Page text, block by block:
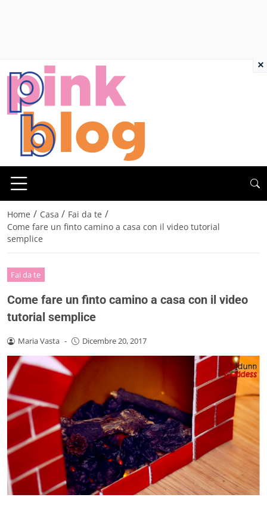
Home / Casa / Fai da te /
Come fare un finto camino a casa con il video tutorial
semplice
Fai da te
Come fare un finto camino a casa con il video
tutorial semplice
Maria Vasta - Dicembre 20, 2017
×